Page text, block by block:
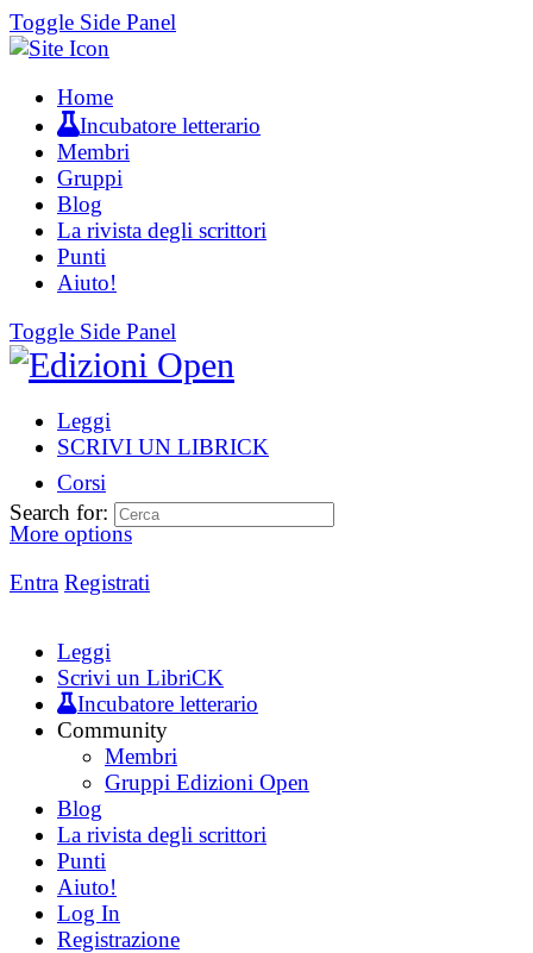
Toggle Side Panel
Home
Incubatore letterario
Membri
Gruppi
Blog
La rivista degli scrittori
Punti
Aiuto!
Toggle Side Panel
Leggi
SCRIVI UN LIBRICK
Corsi
More options
Entra Registrati
Search for:
Leggi
Scrivi un LibriCK
Incubatore letterario
Community
Membri
Gruppi Edizioni Open
Blog
La rivista degli scrittori
Punti
Aiuto!
Log In
Registrazione